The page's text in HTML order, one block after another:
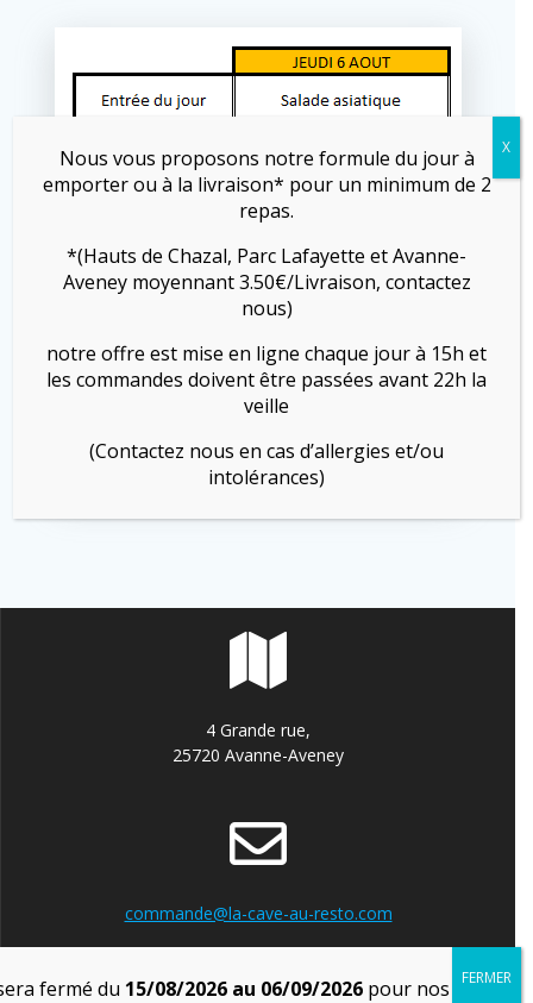
4 Grande rue,
25720 Avanne-Aveney
commande@la-cave-au-resto.com
fermé du 15/08/2026 au 06/09/2026 pour nos
Nous vous proposons notre formule du jour à
emporter ou à la livraison* pour un minimum de 2
repas.
*(Hauts de Chazal, Parc Lafayette et Avanne-
Aveney moyennant 3.50€/Livraison, contactez
nous)
notre offre est mise en ligne chaque jour à 15h et
les commandes doivent être passées avant 22h la
veille
(Contactez nous en cas d’allergies et/ou
intolérances)
X